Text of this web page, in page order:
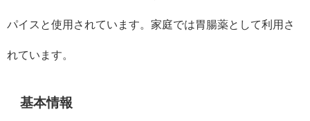
パイスと使用されています。家庭では胃腸薬として利用さ
れています。
基本情報